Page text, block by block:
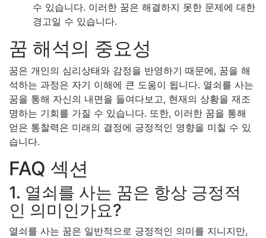
수 있습니다. 이러한 꿈은 해결하지 못한 문제에 대한
경고일 수 있습니다.
꿈 해석의 중요성
꿈은 개인의 심리상태와 감정을 반영하기 때문에, 꿈을 해
석하는 과정은 자기 이해에 큰 도움이 됩니다. 열쇠를 사는
꿈을 통해 자신의 내면을 들여다보고, 현재의 상황을 재조
명하는 기회를 가질 수 있습니다. 또한, 이러한 꿈을 통해
얻은 통찰력은 미래의 결정에 긍정적인 영향을 미칠 수 있
습니다.
FAQ 섹션
1. 열쇠를 사는 꿈은 항상 긍정적
인 의미인가요?
열쇠를 사는 꿈은 일반적으로 긍정적인 의미를 지니지만,